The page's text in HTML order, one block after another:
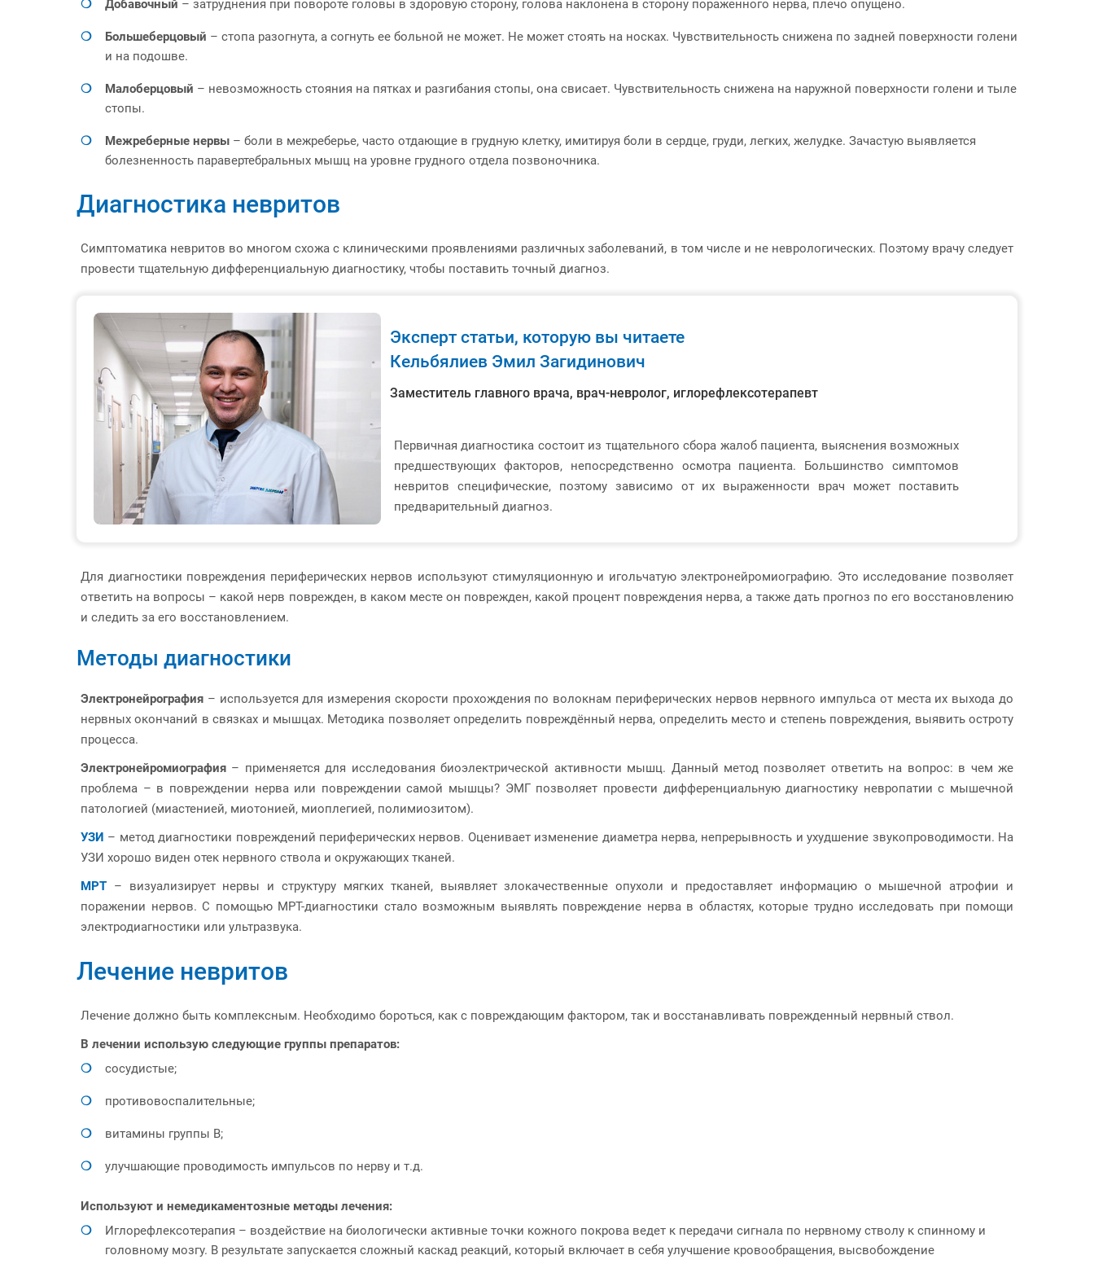
Добавочный – затруднения при повороте головы в здоровую сторону, голова наклонена в сторону пораженного нерва, плечо опущено.
Большеберцовый – стопа разогнута, а согнуть ее больной не может. Не может стоять на носках. Чувствительность снижена по задней поверхности голени
и на подошве.
Малоберцовый – невозможность стояния на пятках и разгибания стопы, она свисает. Чувствительность снижена на наружной поверхности голени и тыле
стопы.
Межреберные нервы – боли в межреберье, часто отдающие в грудную клетку, имитируя боли в сердце, груди, легких, желудке. Зачастую выявляется
болезненность паравертебральных мышц на уровне грудного отдела позвоночника.
Диагностика невритов
Симптоматика невритов во многом схожа с клиническими проявлениями различных заболеваний, в том числе и не неврологических. Поэтому врачу следует
провести тщательную дифференциальную диагностику, чтобы поставить точный диагноз.
Эксперт статьи, которую вы читаете
Кельбялиев Эмил Загидинович
Заместитель главного врача, врач-невролог, иглорефлексотерапевт
Первичная диагностика состоит из тщательного сбора жалоб пациента, выяснения возможных
предшествующих факторов, непосредственно осмотра пациента. Большинство симптомов
невритов специфические, поэтому зависимо от их выраженности врач может поставить
предварительный диагноз.
Для диагностики повреждения периферических нервов используют стимуляционную и игольчатую электронейромиографию. Это исследование позволяет
ответить на вопросы – какой нерв поврежден, в каком месте он поврежден, какой процент повреждения нерва, а также дать прогноз по его восстановлению
и следить за его восстановлением.
Методы диагностики
Электронейрография – используется для измерения скорости прохождения по волокнам периферических нервов нервного импульса от места их выхода до
нервных окончаний в связках и мышцах. Методика позволяет определить повреждённый нерва, определить место и степень повреждения, выявить остроту
процесса.
Электронейромиография – применяется для исследования биоэлектрической активности мышц. Данный метод позволяет ответить на вопрос: в чем же
проблема – в повреждении нерва или повреждении самой мышцы? ЭМГ позволяет провести дифференциальную диагностику невропатии с мышечной
патологией (миастенией, миотонией, миоплегией, полимиозитом).
УЗИ – метод диагностики повреждений периферических нервов. Оценивает изменение диаметра нерва, непрерывность и ухудшение звукопроводимости. На
УЗИ хорошо виден отек нервного ствола и окружающих тканей.
МРТ – визуализирует нервы и структуру мягких тканей, выявляет злокачественные опухоли и предоставляет информацию о мышечной атрофии и
поражении нервов. С помощью МРТ-диагностики стало возможным выявлять повреждение нерва в областях, которые трудно исследовать при помощи
электродиагностики или ультразвука.
Лечение невритов
Лечение должно быть комплексным. Необходимо бороться, как с повреждающим фактором, так и восстанавливать поврежденный нервный ствол.
В лечении использую следующие группы препаратов:
сосудистые;
противовоспалительные;
витамины группы В;
улучшающие проводимость импульсов по нерву и т.д.
Используют и немедикаментозные методы лечения:
Иглорефлексотерапия – воздействие на биологически активные точки кожного покрова ведет к передачи сигнала по нервному стволу к спинному и
головному мозгу. В результате запускается сложный каскад реакций, который включает в себя улучшение кровообращения, высвобождение